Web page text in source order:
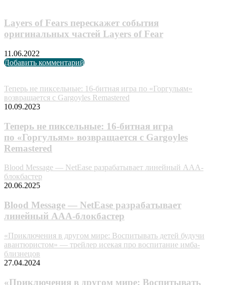
Layers of Fears перескажет события
оригинальных частей Layers of Fear
11.06.2022
Добавить комментарий
Теперь не пиксельные: 16-битная игра по «Горгульям»
возвращается с Gargoyles Remastered
10.09.2023
Теперь не пиксельные: 16-битная игра
по «Горгульям» возвращается с Gargoyles
Remastered
Blood Message — NetEase разрабатывает линейный AAA-
блокбастер
20.06.2025
Blood Message — NetEase разрабатывает
линейный AAA-блокбастер
«Приключения в другом мире: Воспитывать детей будучи
авантюристом» — трейлер исекая про воспитание имба-
близнецов
27.04.2024
«Приключения в другом мире: Воспитывать